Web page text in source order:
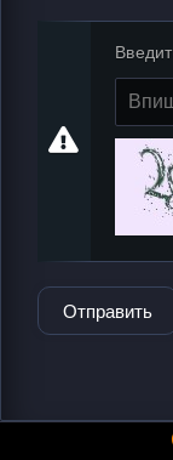
Отправить